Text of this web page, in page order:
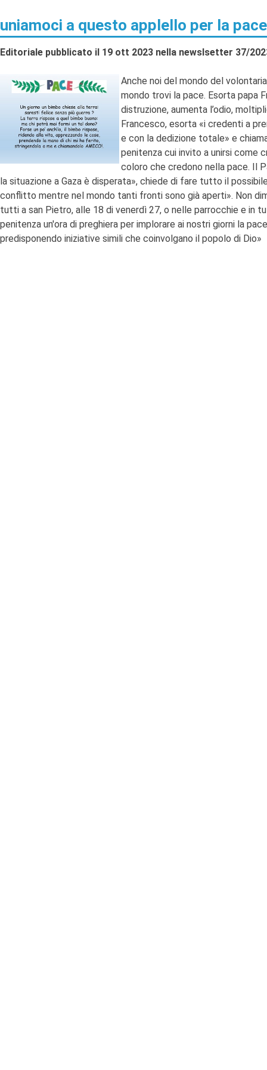
uniamoci a questo applello per la pace
Editoriale pubblicato il 19 ott 2023 nella newslsetter 37/
Anche noi del mondo del
mondo trovi la pace. Esorta papa
distruzione, aumenta l’odio,
Francesco, esorta «i credenti a
e con la dedizione totale» e
penitenza cui invito a unirsi come
coloro che credono nella pace. Il
la situazione a Gaza è disperata», chiede di fare tutto il
conflitto mentre nel mondo tanti fronti sono già aperti». Non
tutti a san Pietro, alle 18 di venerdì 27, o nelle parrocchie e in
penitenza un'ora di preghiera per implorare ai nostri giorni la
predisponendo iniziative simili che coinvolgano il popolo di Dio»